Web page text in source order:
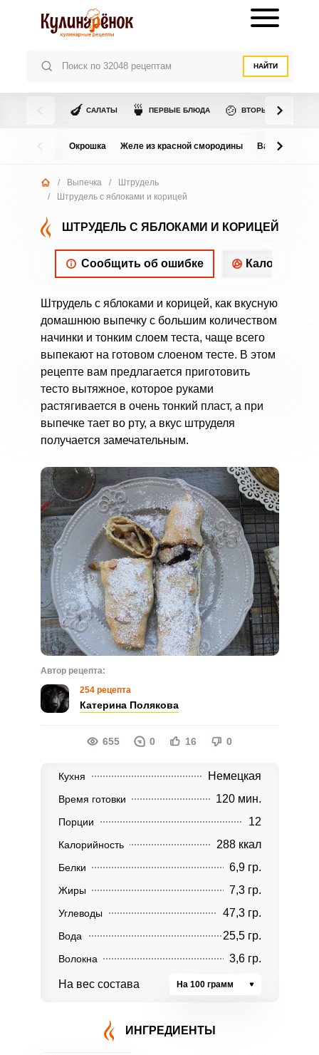
НАЙТИ
🍆 САЛАТЫ 🍵 ПЕРВЫЕ БЛЮДА 🍲 ВТОРЫЕ БЛЮДА
Окрошка Желе из красной смородины Варенье из
/ Выпечка /
Штрудель
/
Штрудель с яблоками и корицей
ШТРУДЕЛЬ С ЯБЛОКАМИ И КОРИЦЕЙ
Сообщить об ошибке
Штрудель с яблоками и корицей, как вкусную
домашнюю выпечку с большим количеством
начинки и тонким слоем теста, чаще всего
выпекают на готовом слоеном тесте. В этом
рецепте вам предлагается приготовить
тесто вытяжное, которое руками
растягивается в очень тонкий пласт, а при
выпечке тает во рту, а вкус штруделя
получается замечательным.
Автор рецепта:
254 рецепта
Катерина Полякова
655 0 16 0
Кухня Немецкая
Время готовки 120 мин.
Порции 12
Калорийность 288 ккал
Белки 6,9 гр.
Жиры 7,3 гр.
Углеводы 47,3 гр.
Вода 25,5 гр.
Волокна 3,6 гр.
На вес состава На 100 грамм
ИНГРЕДИЕНТЫ